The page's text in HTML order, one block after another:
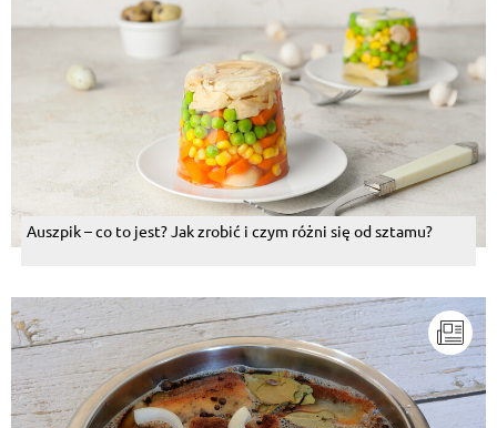
Auszpik – co to jest? Jak zrobić i czym różni się od sztamu?